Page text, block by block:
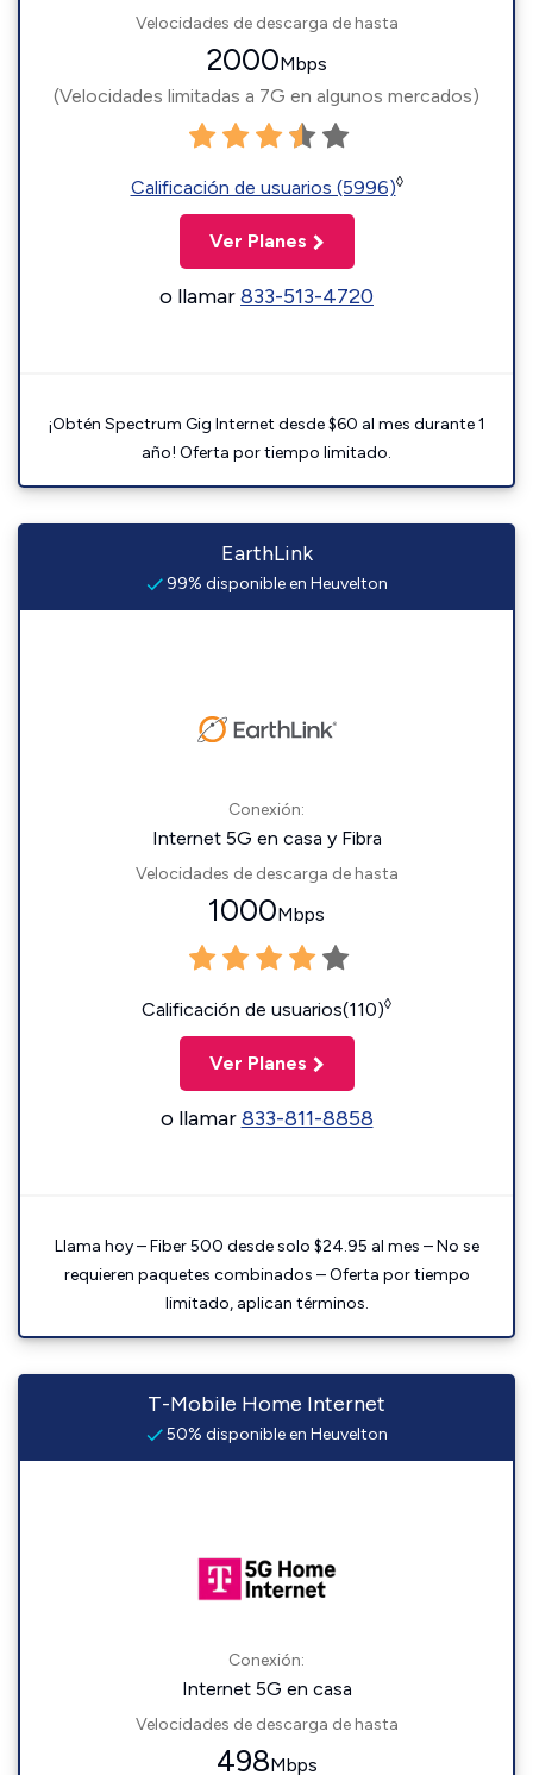
Velocidades de descarga de hasta
2000Mbps
(Velocidades limitadas a 7G en algunos mercados)
Calificación de usuarios (5996)◊
Ver Planes
o llamar833-513-4720
¡Obtén Spectrum Gig Internet desde $60 al mes durante 1
año! Oferta por tiempo limitado.
EarthLink
99% disponible en Heuvelton
Conexión:
Internet 5G en casa y Fibra
Velocidades de descarga de hasta
1000Mbps
Calificación de usuarios(110)◊
Ver Planes
o llamar833-811-8858
Llama hoy – Fiber 500 desde solo $24.95 al mes – No se
requieren paquetes combinados – Oferta por tiempo
limitado, aplican términos.
T-Mobile Home Internet
50% disponible en Heuvelton
Conexión:
Internet 5G en casa
Velocidades de descarga de hasta
498Mbps